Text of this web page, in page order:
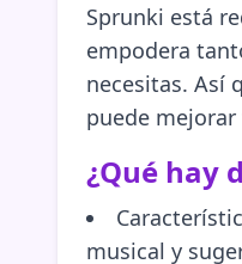
Sprunki está
empodera
necesitas. Así
puede
¿Qué hay
musical y